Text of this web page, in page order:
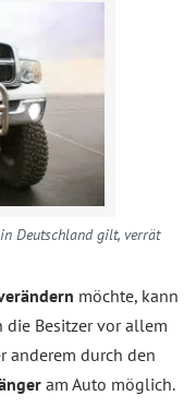
Deutschland gilt, verrät
möchte, kann
die Besitzer vor allem
anderem durch den
am Auto möglich.